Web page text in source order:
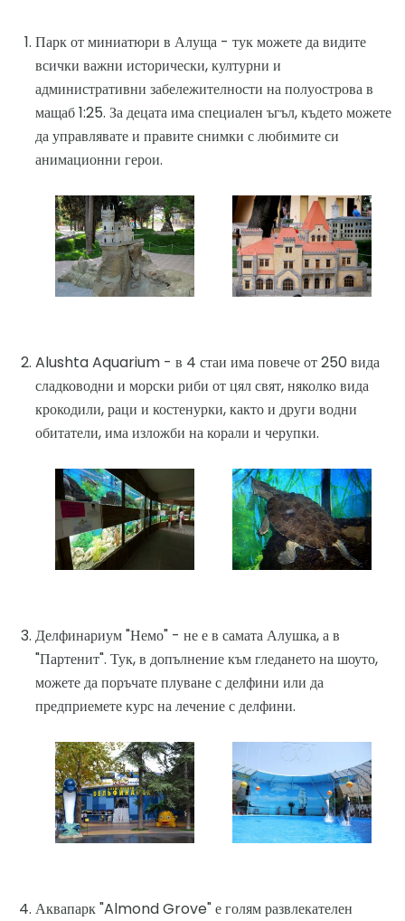
Парк от миниатюри в Алуща - тук можете да видите
всички важни исторически, културни и
административни забележителности на полуострова в
мащаб 1:25. За децата има специален ъгъл, където можете
да управлявате и правите снимки с любимите си
анимационни герои.
Alushta Aquarium - в 4 стаи има повече от 250 вида
сладководни и морски риби от цял ​​свят, няколко вида
крокодили, раци и костенурки, както и други водни
обитатели, има изложби на корали и черупки.
Делфинариум "Немо" - не е в самата Алушка, а в
"Партенит". Тук, в допълнение към гледането на шоуто,
можете да поръчате плуване с делфини или да
предприемете курс на лечение с делфини.
Аквапарк "Almond Grove" е голям развлекателен